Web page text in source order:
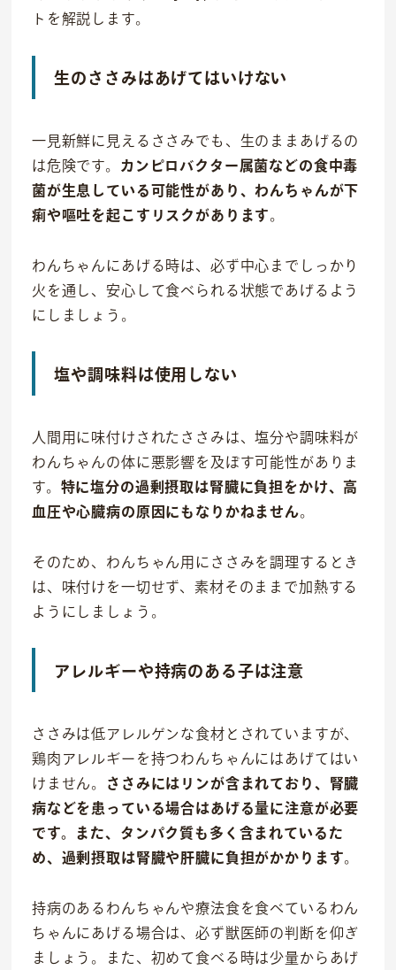
M&Aについて
採用情報
IR情報
お問い合わせ
トを解説します。
生のささみはあげてはいけない
一見新鮮に見えるささみでも、生のままあげるの
は危険です。 カンピロバクター属菌などの食中毒
菌が生息している可能性があり、わんちゃんが下
痢や嘔吐を起こすリスクがあります。
わんちゃんにあげる時は、必ず中心までしっかり
火を通し、安心して食べられる状態であげるよう
にしましょう。
塩や調味料は使用しない
人間用に味付けされたささみは、塩分や調味料が
わんちゃんの体に悪影響を及ぼす可能性がありま
す。 特に塩分の過剰摂取は腎臓に負担をかけ、高
血圧や心臓病の原因にもなりかねません。
そのため、わんちゃん用にささみを調理するとき
は、味付けを一切せず、素材そのままで加熱する
ようにしましょう。
アレルギーや持病のある子は注意
ささみは低アレルゲンな食材とされていますが、
鶏肉アレルギーを持つわんちゃんにはあげてはい
けません。 ささみにはリンが含まれており、腎臓
病などを患っている場合はあげる量に注意が必要
です。また、タンパク質も多く含まれているた
め、過剰摂取は腎臓や肝臓に負担がかかります。
持病のあるわんちゃんや療法食を食べているわん
ちゃんにあげる場合は、必ず獣医師の判断を仰ぎ
ましょう。また、初めて食べる時は少量からあげ